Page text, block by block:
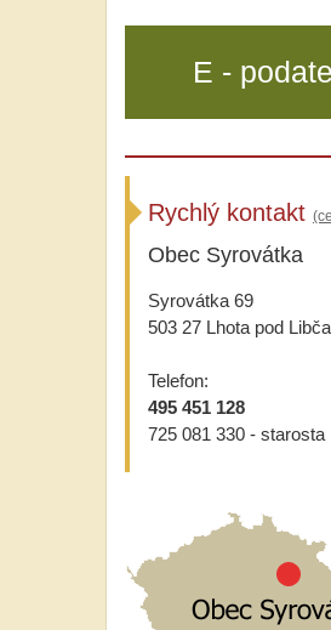
E -
Rychlý kontakt
Obec Syrovátka
Syrovátka 69
503 27 Lhota pod
Telefon:
495 451 128
725 081 330 - starosta